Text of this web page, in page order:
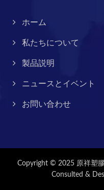
ホーム
私たちについて
製品説明
ニュースとイベント
お問い合わせ
Copyright © 2025 原祥塑
Consulted &